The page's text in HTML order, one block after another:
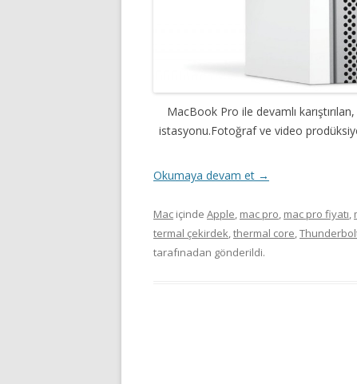
MacBook Pro ile devamlı
istasyonu.Fotoğraf ve video
Okumaya devam et →
Mac içinde Apple, mac pro, mac pro fiyatı,
termal çekirdek,thermal core,
tarafınadan gönderildi.